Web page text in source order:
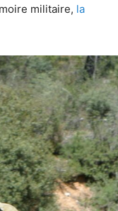
militaire, la